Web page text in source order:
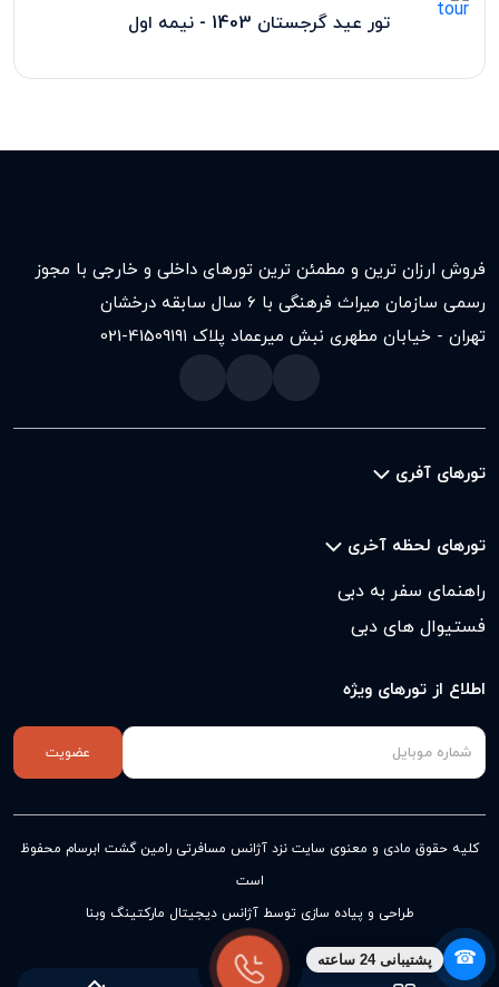
تور عید گرجستان 1403 - نیمه اول
فروش ارزان ترین و مطمئن ترین تورهای داخلی و خارجی با مجوز
رسمی سازمان میراث فرهنگی با ۶ سال سابقه درخشان
تهران - خیابان مطهری نبش میرعماد پلاک ۱۹۱
021-41509
تورهای آفری
تورهای لحظه آخری
راهنمای سفر به دبی
فستیوال های دبی
اطلاع از تورهای ویژه
عضویت
کلیه حقوق مادی و معنوی سایت نزد آژانس مسافرتی رامین گشت ابرسام محفوظ
است
طراحی و پیاده سازی توسط آژانس دیجیتال مارکتینگ وبنا
☎ پشتیبانی 24 ساعته